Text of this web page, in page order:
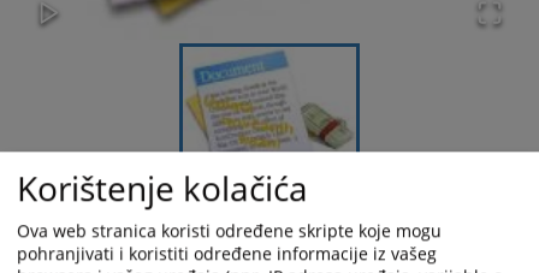
NOVČANU KAZNU uplatite uplatnicom
Korištenje kolačića
Ova web stranica koristi određene skripte koje mogu
pohranjivati i koristiti određene informacije iz vašeg